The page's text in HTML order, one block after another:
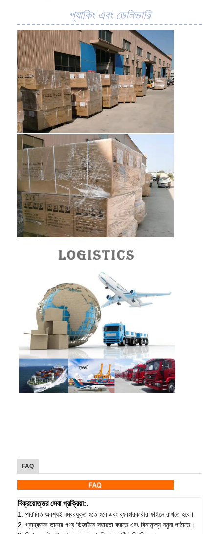
প্যাকিং এবং ডেলিভারি
FAQ
বিক্রয়োত্তর সেবা প্রক্রিয়া:.
1. পরিচিতি অবশ্যই নম্বরযুক্ত হতে হবে এবং ব্যবহারকারীর ফাইলে রাখতে হবে।
2. গ্রাহকদের তাদের পণ্য ডিজাইনে সহায়তা করতে এবং বিনামূল্যে নমুনা পাঠাতে।